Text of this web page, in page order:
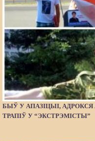
БЫЎ У АПАЗІЦЫІ,
ТРАПІЎ У “ЭКСТРЭМІСТЫ”